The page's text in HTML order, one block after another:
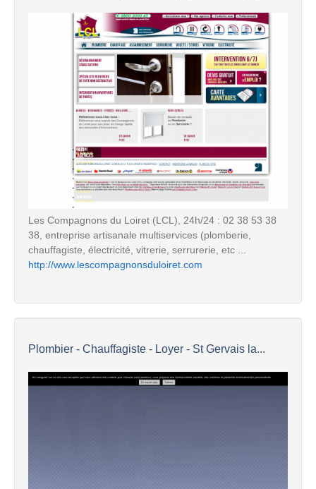
Les Compagnons du Loiret (LCL), 24h/24 : 02 38 53 38
38, entreprise artisanale multiservices (plomberie,
chauffagiste, électricité, vitrerie, serrurerie, etc ...
http://www.lescompagnonsduloiret.com
Plombier - Chauffagiste - Loyer - St Gervais la...